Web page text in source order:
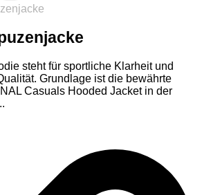
steht für sportliche Klarheit und
Grundlage ist die bewährte
Casuals Hooded Jacket in der